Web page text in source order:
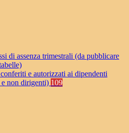
di assenza trimestrali (da pubblicare
e autorizzati ai dipendenti
non dirigenti) 109